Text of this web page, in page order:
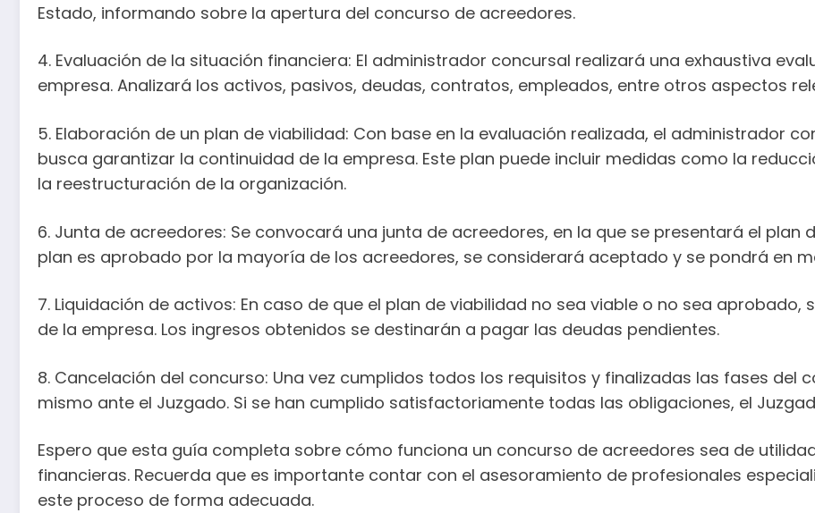
Estado, informando sobre la apertura del concurso de acreedores.
4. Evaluación de la situación financiera: El administrador concursal realizará una exhaustiva
empresa. Analizará los activos, pasivos, deudas, contratos, empleados, entre otros aspectos
5. Elaboración de un plan de viabilidad: Con base en la evaluación realizada, el administrador
busca garantizar la continuidad de la empresa. Este plan puede incluir medidas como la
la reestructuración de la organización.
6. Junta de acreedores: Se convocará una junta de acreedores, en la que se presentará el plan
plan es aprobado por la mayoría de los acreedores, se considerará aceptado y se pondrá en
7. Liquidación de activos: En caso de que el plan de viabilidad no sea viable o no sea
de la empresa. Los ingresos obtenidos se destinarán a pagar las deudas pendientes.
8. Cancelación del concurso: Una vez cumplidos todos los requisitos y finalizadas las fases del
mismo ante el Juzgado. Si se han cumplido satisfactoriamente todas las obligaciones, el
Espero que esta guía completa sobre cómo funciona un concurso de acreedores sea de
financieras. Recuerda que es importante contar con el asesoramiento de profesionales
este proceso de forma adecuada.